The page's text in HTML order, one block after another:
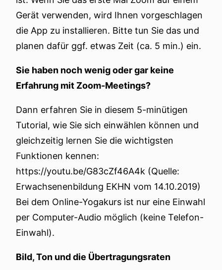
Gerät verwenden, wird Ihnen vorgeschlagen
die App zu installieren. Bitte tun Sie das und
planen dafür ggf. etwas Zeit (ca. 5 min.) ein.
Sie haben noch wenig oder gar keine
Erfahrung mit Zoom-Meetings?
Dann erfahren Sie in diesem 5-minütigen
Tutorial, wie Sie sich einwählen können und
gleichzeitig lernen Sie die wichtigsten
Funktionen kennen:
https://youtu.be/G83cZf46A4k (Quelle:
Erwachsenenbildung EKHN vom 14.10.2019)
Bei dem Online-Yogakurs ist nur eine Einwahl
per Computer-Audio möglich (keine Telefon-
Einwahl).
Bild, Ton und die Übertragungsraten